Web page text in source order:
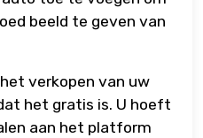
beeld te geven van
verkopen van uw
het gratis is. U hoeft
aan het platform